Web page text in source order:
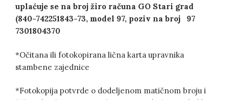
uplaćuje se na broj žiro računa GO Stari grad
(840-742251843-73, model 97, poziv na broj 97
7301804370
*Očitana ili fotokopirana lična karta upravnika
stambene zajednice
*Fotokopija potvrde o dodeljenom matičnom broju i